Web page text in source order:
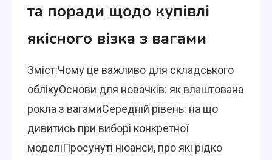
та поради щодо купівлі
якісного візка з вагами
Зміст:Чому це важливо для складського
облікуОснови для новачків: як влаштована
рокла з вагамиСередній рівень: на що
дивитись при виборі конкретної
моделіПросунуті нюанси, про які рідко